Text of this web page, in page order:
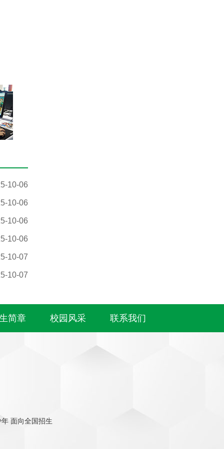
10-06
10-06
10-06
10-06
10-07
10-07
简章 校园风采 联系我们
面向全国招生